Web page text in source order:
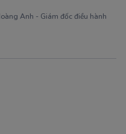
Anh - Giám đốc điều hành